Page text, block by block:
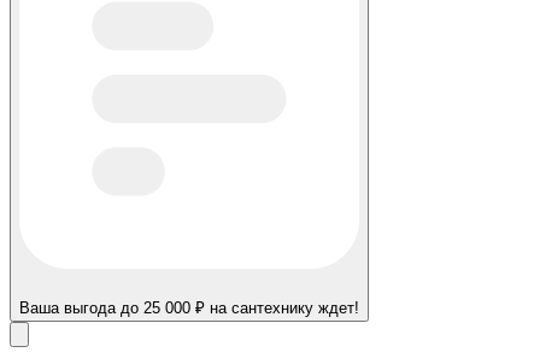
Ваша выгода до 25 000 ₽ на сантехнику ждет!